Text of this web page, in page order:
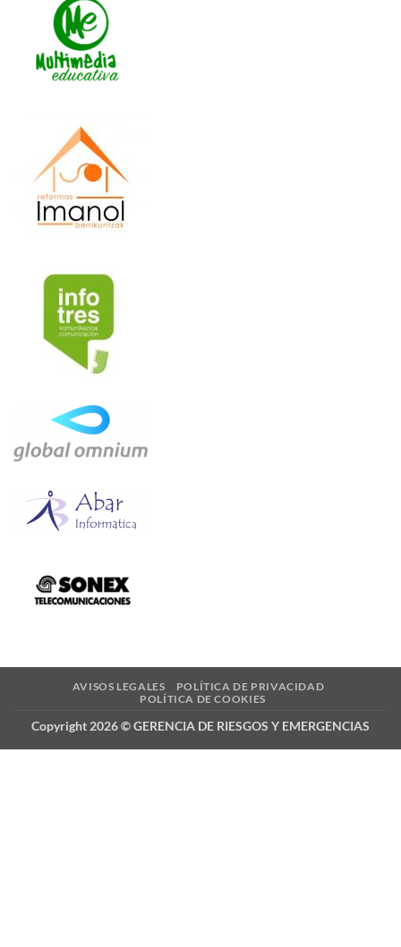
AVISOS LEGALES
POLÍTICA DE PRIVACIDAD
POLÍTICA DE COOKIES
Copyright 2026 © GERENCIA DE RIESGOS Y EMERGENCIAS